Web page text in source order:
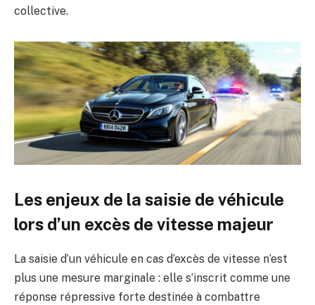
collective.
Les enjeux de la saisie de véhicule
lors d’un excès de vitesse majeur
La saisie d’un véhicule en cas d’excès de vitesse n’est
plus une mesure marginale : elle s’inscrit comme une
réponse répressive forte destinée à combattre